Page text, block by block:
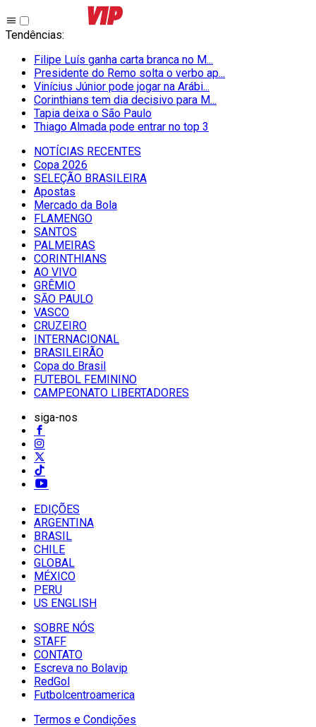
Tendências:
Filipe Luís ganha carta branca no M...
Presidente do Remo solta o verbo ap...
Vinícius Júnior pode jogar na Arábi...
Corinthians tem dia decisivo para M...
Tapia deixa o São Paulo
Thiago Almada pode entrar no top 3
NOTÍCIAS RECENTES
Copa 2026
SELEÇÃO BRASILEIRA
Apostas
Mercado da Bola
FLAMENGO
SANTOS
PALMEIRAS
CORINTHIANS
AO VIVO
GRÊMIO
SĀO PAULO
VASCO
CRUZEIRO
INTERNACIONAL
BRASILEIRÃO
Copa do Brasil
FUTEBOL FEMININO
CAMPEONATO LIBERTADORES
siga-nos
EDIÇÕES
ARGENTINA
BRASIL
CHILE
GLOBAL
MÉXICO
PERU
US ENGLISH
SOBRE NÓS
STAFF
CONTATO
Escreva no Bolavip
RedGol
Futbolcentroamerica
Termos e Condições